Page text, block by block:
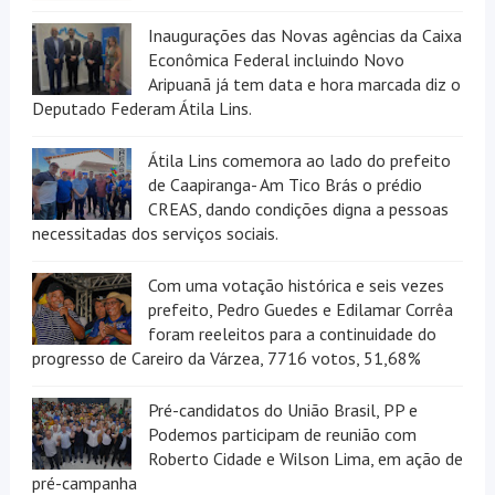
Inaugurações das Novas agências da Caixa
Econômica Federal incluindo Novo
Aripuanã já tem data e hora marcada diz o
Deputado Federam Átila Lins.
Átila Lins comemora ao lado do prefeito
de Caapiranga- Am Tico Brás o prédio
CREAS, dando condições digna a pessoas
necessitadas dos serviços sociais.
Com uma votação histórica e seis vezes
prefeito, Pedro Guedes e Edilamar Corrêa
foram reeleitos para a continuidade do
progresso de Careiro da Várzea, 7716 votos, 51,68%
Pré-candidatos do União Brasil, PP e
Podemos participam de reunião com
Roberto Cidade e Wilson Lima, em ação de
pré-campanha